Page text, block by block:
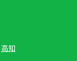
高知